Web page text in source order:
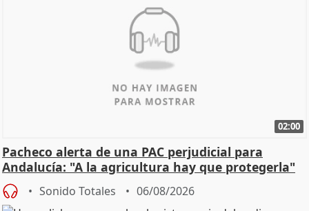
02:00
Pacheco alerta de una PAC perjudicial para
Andalucía: "A la agricultura hay que protegerla"
Sonido Totales 06/08/2026